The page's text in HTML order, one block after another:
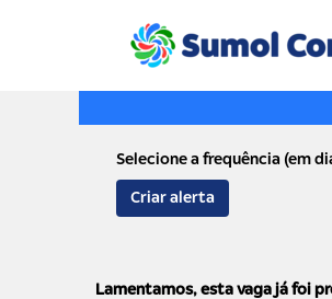
Palavra-Chave
Selecione a frequência (em
Criar alerta
Lamentamos, esta vaga já foi